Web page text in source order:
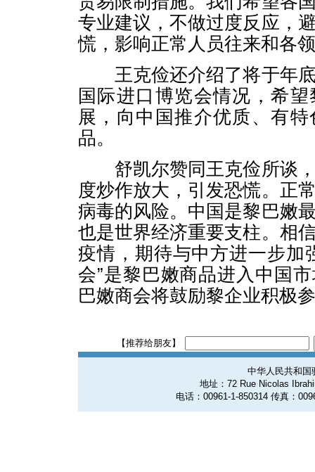
专业建议，不做过度反应，
慌，影响正常人员往来和各
王克俭还介绍了将于年底
国际进口博览会情况，希
展，向中国推介优质、有
品。
舒凯尔赞同王克俭所谈，
度炒作放大，引发恐慌。正
病毒的风险。中国是黎巴嫩
也是世界经济重要支柱。相
疫情，期待与中方进一步加
会”是黎巴嫩商品进入中国
巴嫩商会将鼓励黎企业积极
【推荐给朋友】
中华人民共和国
地址：72 Rue Nicolas
电话：00961-1-850314 传真：